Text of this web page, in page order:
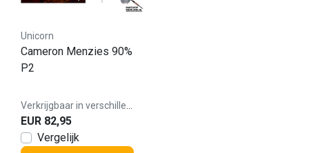
Unicorn
Cameron Menzies 90%
P2
EUR 82,95
Vergelijk